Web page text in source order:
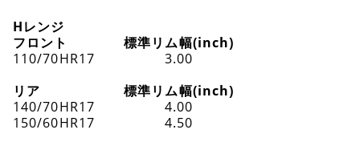
Hレンジ
フロント
110/70HR17
リア
140/70HR17
150/60HR17
標準リム幅(inch)
3.00
標準リム幅(inch)
4.00
4.50